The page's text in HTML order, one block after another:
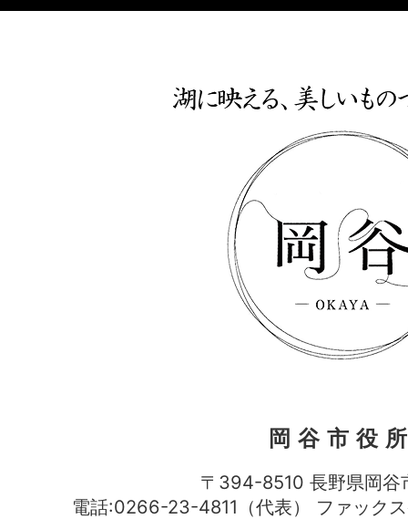
岡谷市役
〒394-8510 長野県岡谷
電話:0266-23-4811（代表） ファッ